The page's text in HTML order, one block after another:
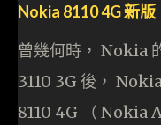
Nokia 8110 4G 新版
曾幾何時， Nokia
3110 3G 後，
8110 4G （ Nokia